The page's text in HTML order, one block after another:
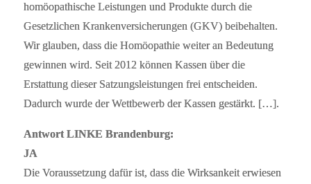
homöopathische Leistungen und Produkte durch die
Gesetzlichen Krankenversicherungen (GKV) beibehalten.
Wir glauben, dass die Homöopathie weiter an Bedeutung
gewinnen wird. Seit 2012 können Kassen über die
Erstattung dieser Satzungsleistungen frei entscheiden.
Dadurch wurde der Wettbewerb der Kassen gestärkt. […].
Antwort LINKE Brandenburg:
JA
Die Voraussetzung dafür ist, dass die Wirksankeit erwiesen